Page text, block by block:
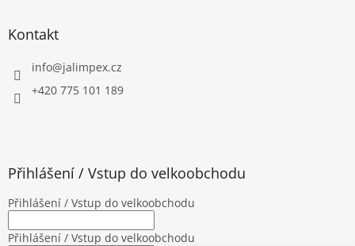
Kontakt
info@jalimpex.cz
+420 775 101 189
Přihlášení / Vstup do velkoobchodu
Přihlášení / Vstup do velkoobchodu
Přihlášení / Vstup do velkoobchodu